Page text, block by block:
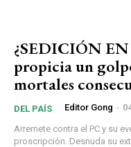
¿SEDICIÓN
propicia un
mortales
DEL PAÍS Editor Gong -
Arremete contra el PC y su
proscripción. Desnuda su extremo ultraderechismo y su desprecio por